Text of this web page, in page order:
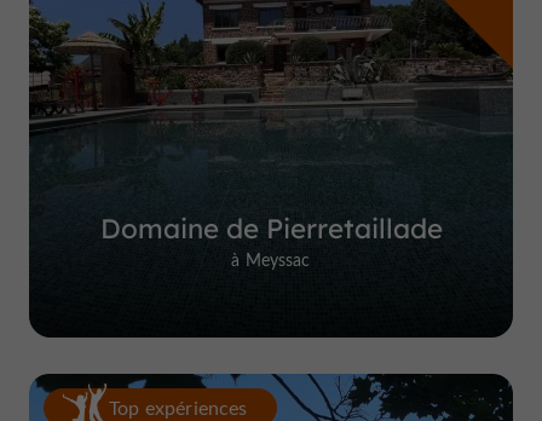
Domaine de Pierretaillade
à Meyssac
Top expériences